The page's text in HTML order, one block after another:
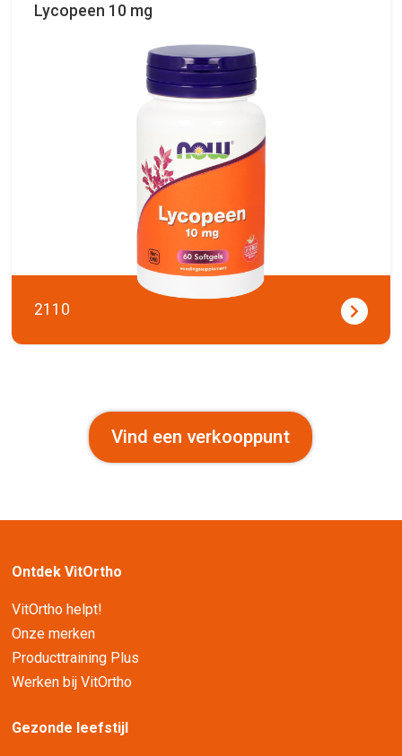
Lycopeen 10 mg
2110
Vind een verkooppunt
Ontdek VitOrtho
VitOrtho helpt!
Onze merken
Producttraining Plus
Werken bij VitOrtho
Gezonde leefstijl